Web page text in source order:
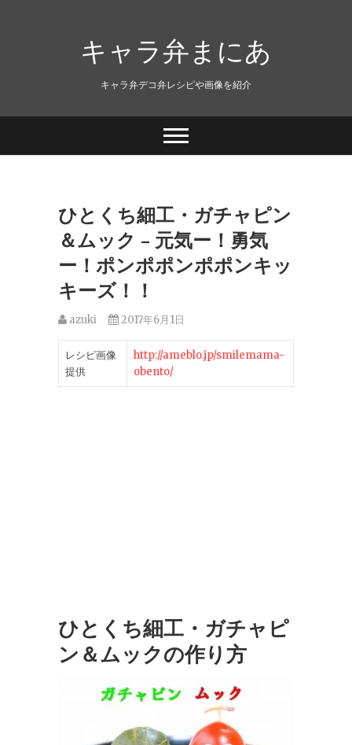
キャラ弁まにあ
キャラ弁デコ弁レシピや画像を紹介
ひとくち細工・ガチャピン
＆ムック – 元気ー！勇気
ー！ポンポポンポポンキッ
キーズ！！
azuki 2017年6月1日
レシピ画像
提供
http://ameblo.jp/smilemama-
obento/
ひとくち細工・ガチャピ
ン＆ムックの作り方